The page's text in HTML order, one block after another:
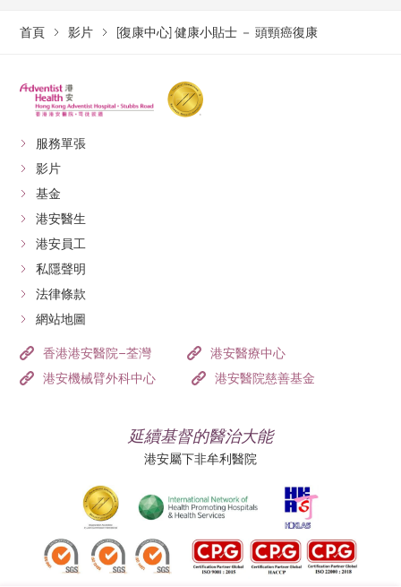
首頁 影片 [復康中心] 健康小貼士 － 頭頸癌復康
服務單張
影片
基金
港安醫生
港安員工
私隱聲明
法律條款
網站地圖
香港港安醫院–荃灣
港安醫療中心
港安機械臂外科中心
港安醫院慈善基金
延續基督的醫治大能
港安屬下非牟利醫院